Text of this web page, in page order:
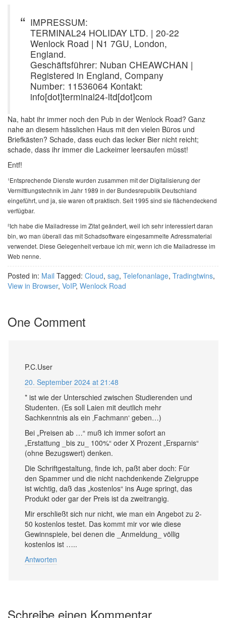
IMPRESSUM:
TERMINAL24 HOLIDAY LTD. | 20-22
Wenlock Road | N1 7GU, London,
England.
Geschäftsführer: Nuban CHEAWCHAN |
Registered in England, Company
Number: 11536064 Kontakt:
info[dot]terminal24-ltd[dot]com
Na, habt ihr immer noch den Pub in der Wenlock Road? Ganz
nahe an diesem hässlichen Haus mit den vielen Büros und
Briefkästen? Schade, dass euch das lecker Bier nicht reicht;
schade, dass ihr immer die Lackeimer leersaufen müsst!
Entf!
¹Entsprechende Dienste wurden zusammen mit der Digitalisierung der
Vermittlungstechnik im Jahr 1989 in der Bundesrepublik Deutschland
eingeführt, und ja, sie waren oft praktisch. Seit 1995 sind sie flächendeckend
verfügbar.
²Ich habe die Mailadresse im Zitat geändert, weil ich sehr interessiert daran
bin, wo man überall das mit Schadsoftware eingesammelte Adressmaterial
verwendet. Diese Gelegenheit verbaue ich mir, wenn ich die Mailadresse im
Web nenne.
Posted in: Mail Tagged: Cloud, sag, Telefonanlage, Tradingtwins,
View in Browser, VoIP, Wenlock Road
One Comment
P.C.User
20. September 2024 at 21:48
* ist wie der Unterschied zwischen Studierenden und
Studenten. (Es soll Laien mit deutlich mehr
Sachkenntnis als ein ‚Fachmann‘ geben…)
Bei „Preisen ab …“ muß ich immer sofort an
„Erstattung _bis zu_ 100%“ oder X Prozent „Ersparnis“
(ohne Bezugswert) denken.
Die Schriftgestaltung, finde ich, paßt aber doch: Für
den Spammer und die nicht nachdenkende Zielgruppe
ist wichtig, daß das „kostenlos“ ins Auge springt, das
Produkt oder gar der Preis ist da zweitrangig.
Mir erschließt sich nur nicht, wie man ein Angebot zu 2-
50 kostenlos testet. Das kommt mir vor wie diese
Gewinnspiele, bei denen die _Anmeldung_ völlig
kostenlos ist …..
Antworten
Schreibe einen Kommentar